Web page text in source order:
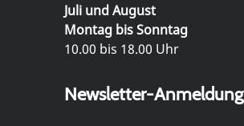
Juli und August
Montag bis Sonntag
10.00 bis 18.00 Uhr
Newsletter-Anmeldung